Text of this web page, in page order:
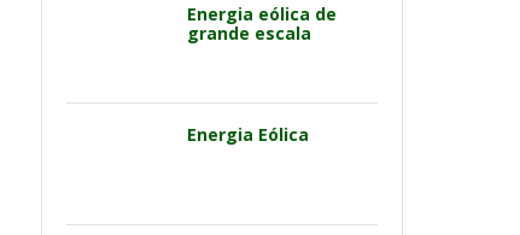
Energia eólica de
grande escala
Energia Eólica